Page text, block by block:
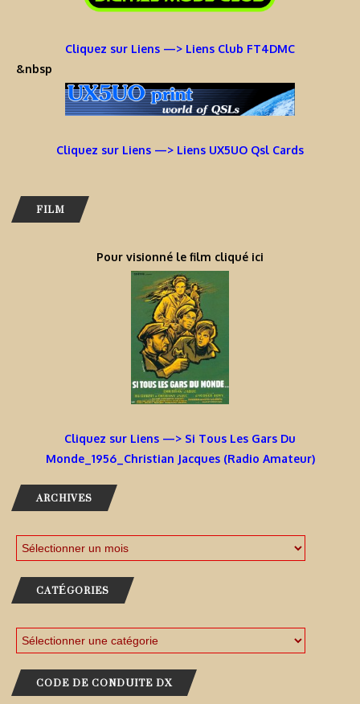
Cliquez sur Liens —> Liens Club FT4DMC
&nbsp
Cliquez sur Liens —> Liens UX5UO Qsl Cards
FILM
Pour visionné le film cliqué ici
Cliquez sur Liens —> Si Tous Les Gars Du
Monde_1956_Christian Jacques (Radio Amateur)
ARCHIVES
CATÉGORIES
CODE DE CONDUITE DX